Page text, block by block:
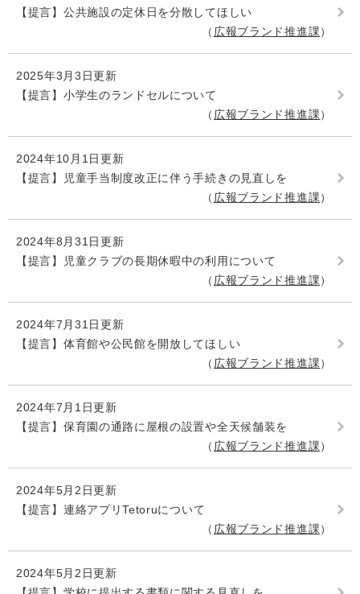
【提言】公共施設の定休日を分散してほしい
広報ブランド推進課
2025年3月3日更新
【提言】小学生のランドセルについて
広報ブランド推進課
2024年10月1日更新
【提言】児童手当制度改正に伴う手続きの見直しを
広報ブランド推進課
2024年8月31日更新
【提言】児童クラブの長期休暇中の利用について
広報ブランド推進課
2024年7月31日更新
【提言】体育館や公民館を開放してほしい
広報ブランド推進課
2024年7月1日更新
【提言】保育園の通路に屋根の設置や全天候舗装を
広報ブランド推進課
2024年5月2日更新
【提言】連絡アプリTetoruについて
広報ブランド推進課
2024年5月2日更新